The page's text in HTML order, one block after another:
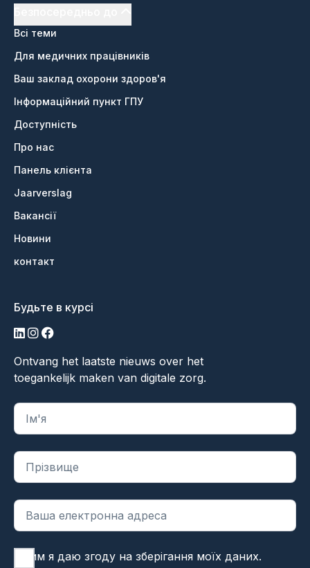
Всі теми
Для медичних працівників
Ваш заклад охорони здоров'я
Інформаційний пункт ГПУ
Доступність
Про нас
Панель клієнта
Jaarverslag
Вакансії
Новини
контакт
Будьте в курсі
LinkedIn
Інстаграм
Фейсбук
Ontvang het laatste nieuws over het
toegankelijk maken van digitale zorg.
"*" вказує на обов'язкові поля
Цим я даю згоду на зберігання моїх даних.